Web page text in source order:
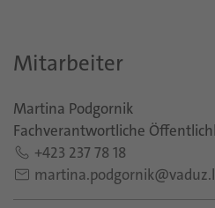
Mitarbeiter
Martina Podgornik
Fachverantwortliche
+423 237 78 18